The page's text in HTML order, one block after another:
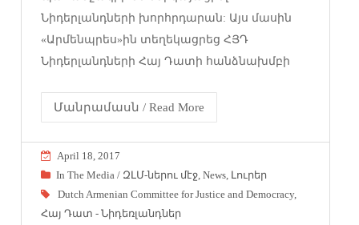
Նիդերլանդների խորհրդարան: Այս մասին
«Արմենպրես»ին տեղեկացրեց ՀՅԴ
Նիդերլանդների Հայ Դատի հանձնախմբի
Մանրամասն / Read More
April 18, 2017
In The Media / ԶԼՄ-ներու մէջ ,News Լուրեր
Dutch Armenian Committee for Justice and Democracy,
Հայ Դատ - Նիդեռլանդներ